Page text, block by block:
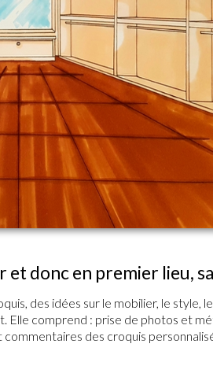
donc en premier lieu,
des idées sur le mobilier, le style,
comprend : prise de photos et
des croquis